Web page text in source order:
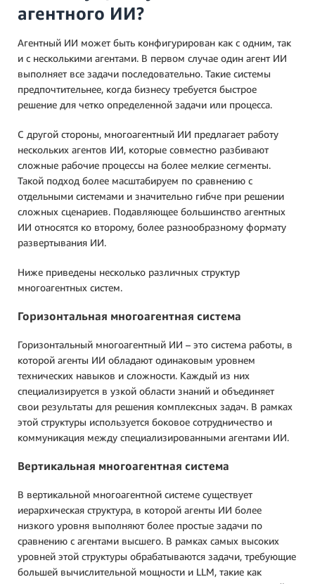
агентного ИИ?
Агентный ИИ может быть конфигурирован как с одним, так
и с несколькими агентами. В первом случае один агент ИИ
выполняет все задачи последовательно. Такие системы
предпочтительнее, когда бизнесу требуется быстрое
решение для четко определенной задачи или процесса.
С другой стороны, многоагентный ИИ предлагает работу
нескольких агентов ИИ, которые совместно разбивают
сложные рабочие процессы на более мелкие сегменты.
Такой подход более масштабируем по сравнению с
отдельными системами и значительно гибче при решении
сложных сценариев. Подавляющее большинство агентных
ИИ относятся ко второму, более разнообразному формату
развертывания ИИ.
Ниже приведены несколько различных структур
многоагентных систем.
Горизонтальная многоагентная система
Горизонтальный многоагентный ИИ – это система работы, в
которой агенты ИИ обладают одинаковым уровнем
технических навыков и сложности. Каждый из них
специализируется в узкой области знаний и объединяет
свои результаты для решения комплексных задач. В рамках
этой структуры используется боковое сотрудничество и
коммуникация между специализированными агентами ИИ.
Вертикальная многоагентная система
В вертикальной многоагентной системе существует
иерархическая структура, в которой агенты ИИ более
низкого уровня выполняют более простые задачи по
сравнению с агентами высшего. В рамках самых высоких
уровней этой структуры обрабатываются задачи, требующие
большей вычислительной мощности и LLM, такие как